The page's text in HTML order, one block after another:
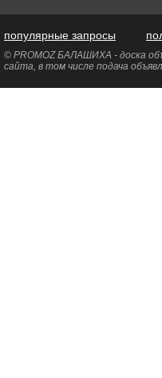
популярные запросы
© PROMOZ БАЛАШИХА - доска
сайта, в том числе подача